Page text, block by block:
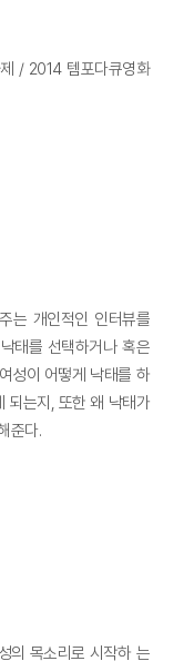
/ 2014 템포다큐영화
는 개인적인 인터뷰를
태를 선택하거나 혹은
성이 어떻게 낙태를 하
되는지, 또한 왜 낙태가
준다.
의 목소리로 시작하 는